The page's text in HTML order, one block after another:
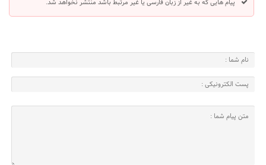
پیام هایی که به غیر از زبان فارسی یا غیر مرتبط باشد منتشر نخواهد شد.